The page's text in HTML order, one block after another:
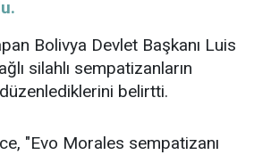
Bolivya Devlet Başkanı Luis
silahlı sempatizanların
belirtti.
"Evo Morales sempatizanı